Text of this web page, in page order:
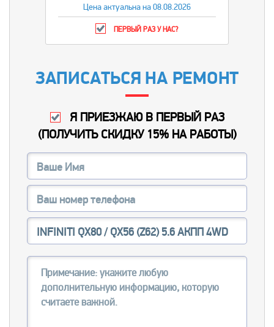
Цена актуальна на 08.08.2026
ПЕРВЫЙ РАЗ У НАС?
ЗАПИСАТЬСЯ НА РЕМОНТ
Я ПРИЕЗЖАЮ В ПЕРВЫЙ РАЗ
(ПОЛУЧИТЬ СКИДКУ 15% НА РАБОТЫ)